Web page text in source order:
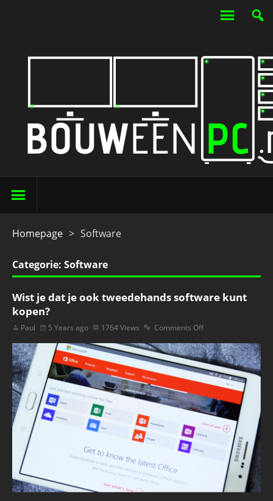
Homepage > Software
Categorie: Software
Wist je dat je ook tweedehands software kunt
kopen?
Paul 5 Years ago 1764 Views Comments Off